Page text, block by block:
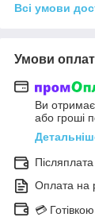
Всі умови
Умови
Ви
або гроші
Післяплата
Оплата на
💳